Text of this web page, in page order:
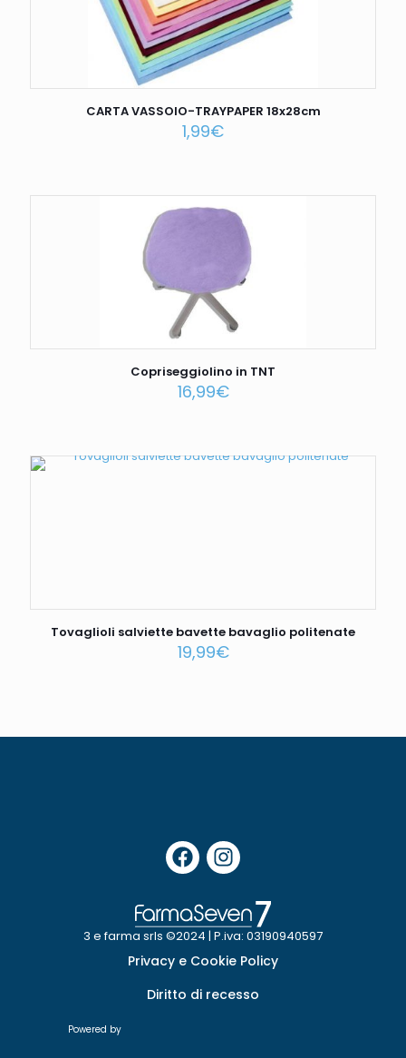
CARTA VASSOIO-TRAYPAPER 18x28cm
1,99€
Copriseggiolino in TNT
16,99€
Tovaglioli salviette bavette bavaglio politenate
19,99€
3 e farma srls ©2024 | P.iva: 03190940597
Privacy e Cookie Policy
Diritto di recesso
Powered by